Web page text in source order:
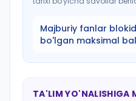
Majburiy fanlar
bo'lgan maksimal
TA'LIM YO'NALISHIGA